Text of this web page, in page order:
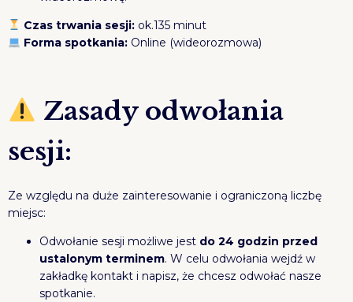
Czas trwania sesji:ok.135 minut
Forma spotkania:Online (wideorozmowa)
Zasady odwołania
sesji:
Ze względu na duże zainteresowanie i ograniczoną liczbę
miejsc:
Odwołanie sesji możliwe jest do 24 godzin przed
ustalonym terminem. W celu odwołania wejdź w
zakładkę kontakt i napisz, że chcesz odwołać nasze
spotkanie.